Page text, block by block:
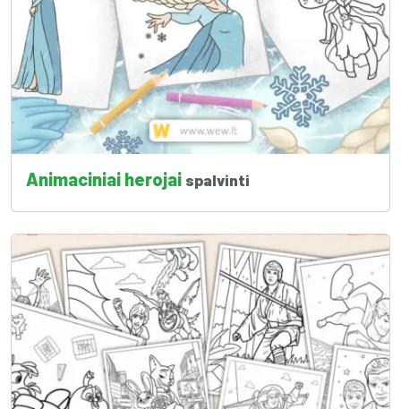
Animaciniai herojai spalvinti